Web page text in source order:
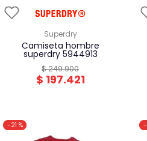
superdry
camiseta hombre
superdry 5944913
$249.900
$ 197.421
-21 % -